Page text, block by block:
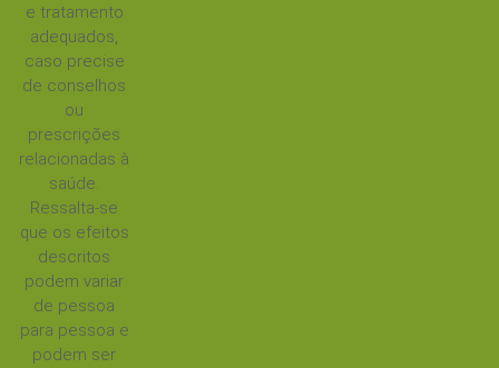
e tratamento
adequados,
caso precise
de conselhos
ou
prescrições
relacionadas à
saúde.
Ressalta-se
que os efeitos
descritos
podem variar
de pessoa
para pessoa e
podem ser